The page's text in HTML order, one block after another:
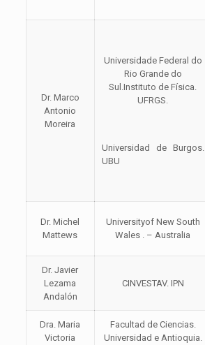
Dr. Marco
Antonio
Moreira
Universidade Federal do
Rio Grande do
Sul.Instituto de Física.
UFRGS.
Universidad de Burgos.
UBU
Dr. Michel
Mattews
Universityof New South
Wales . – Australia
Dr. Javier
Lezama
Andalón
CINVESTAV. IPN
Dra. Maria
Victoria
Facultad de Ciencias.
Universidad e Antioquia.